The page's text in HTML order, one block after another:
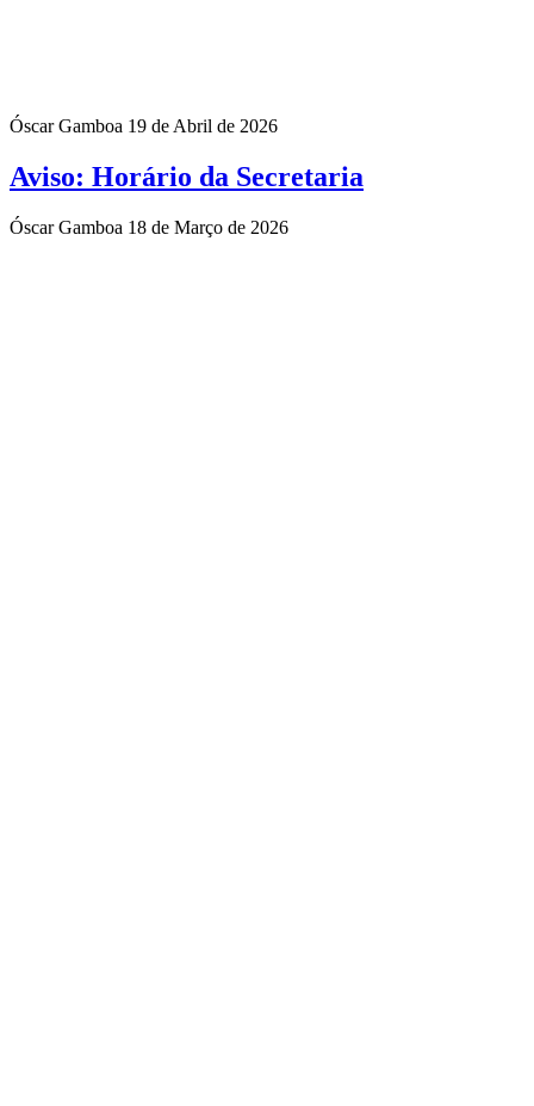
Óscar Gamboa 19 de Abril de 2026
Aviso: Horário da Secretaria
Óscar Gamboa 18 de Março de 2026